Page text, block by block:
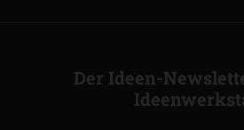
Der Ideen-